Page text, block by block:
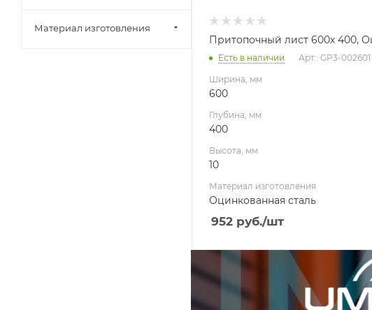
Притопочный лист 600х 400,
Есть в наличии Арт.: GP3-002601
Ширина, мм
600
Глубина, мм
400
Высота, мм
10
Материал изготовления
Оцинкованная сталь
952 руб./шт
Материал изготовления